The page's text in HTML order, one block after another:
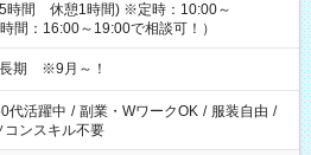
時間 休憩1時間) ※定時：10:00～
間：16:00～19:00で相談可！）
期 ※9月～！
代活躍中 / 副業・WワークOK / 服装自由 /
コンスキル不要